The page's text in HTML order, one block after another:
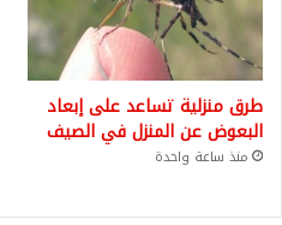
طرق منزلية تساعد على إبعاد
البعوض عن المنزل في الصيف
منذ ساعة واحدة